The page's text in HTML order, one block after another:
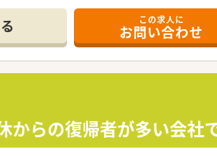
連携した研修を用意されています
パスが多種多様に用意されています。
マネジメントのポジションも増えます。
目指すことも可能です。
など活動領域は多種多様です。
っかりと関わる事ができます。
年生まで時短勤務ができるよう変更予定
います
メリットもたくさんあります！
この求人に
お問い合わせ
からの復帰者が多い会社